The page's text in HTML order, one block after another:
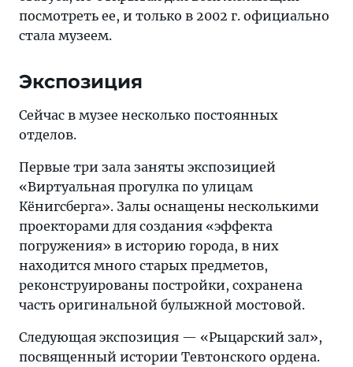
посмотреть ее, и только в 2002 г. официально
стала музеем.
Экспозиция
Сейчас в музее несколько постоянных
отделов.
Первые три зала заняты экспозицией
«Виртуальная прогулка по улицам
Кёнигсберга». Залы оснащены несколькими
проекторами для создания «эффекта
погружения» в историю города, в них
находится много старых предметов,
реконструированы постройки, сохранена
часть оригинальной булыжной мостовой.
Следующая экспозиция — «Рыцарский зал»,
посвященный истории Тевтонского ордена.